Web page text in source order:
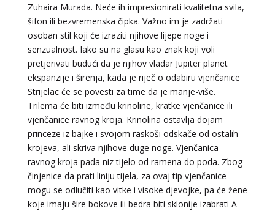
Zuhaira Murada. Neće ih impresionirati kvalitetna svila,
šifon ili bezvremenska čipka. Važno im je zadržati
osoban stil koji će izraziti njihove lijepe noge i
senzualnost. Iako su na glasu kao znak koji voli
pretjerivati budući da je njihov vladar Jupiter planet
ekspanzije i širenja, kada je riječ o odabiru vjenčanice
Strijelac će se povesti za time da je manje-više.
Trilema će biti između krinoline, kratke vjenčanice ili
vjenčanice ravnog kroja. Krinolina ostavlja dojam
princeze iz bajke i svojom raskoši odskače od ostalih
krojeva, ali skriva njihove duge noge. Vjenčanica
ravnog kroja pada niz tijelo od ramena do poda. Zbog
činjenice da prati liniju tijela, za ovaj tip vjenčanice
mogu se odlučiti kao vitke i visoke djevojke, pa će žene
koje imaju šire bokove ili bedra biti sklonije izabrati A
DENI/ Kod 15
Tarot savjetnik je zauzet
TEHNIKE:tarot, tarot marseille, ljubavni tarot, visak
Broj tel: 064/600-600
tel:0,93€ - mob:1,12€ min
VESNA BURCSA
Tarot savjetnik je slobodan
TEHNIKE:tarot, psihološki razgovori
Broj tel: 064/600-600